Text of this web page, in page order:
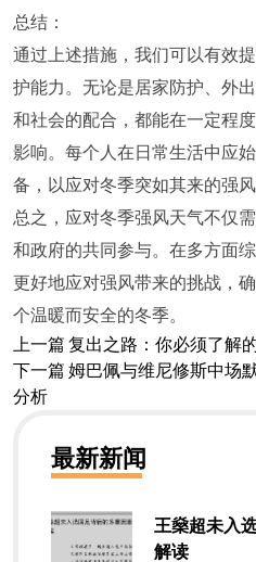
总结：
通过上述措施，我们可以有效
护能力。无论是居家防护、外
和社会的配合，都能在一定程
影响。每个人在日常生活中应
备，以应对冬季突如其来的强风
总之，应对冬季强风天气不仅
和政府的共同参与。在多方面
更好地应对强风带来的挑战，
个温暖而安全的冬季。
上一篇 复出之路：你必须了解
下一篇 姆巴佩与维尼修斯中场
分析
最新新闻
王燊超未入
解读